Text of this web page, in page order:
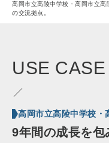
高岡市立高陵中学校・高岡市立
の交流拠点。
USE CASE
高岡市立高陵中学校・
9年間の成長を